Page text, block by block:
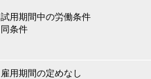
試用期間中の労働条件
同条件
雇用期間の定めなし